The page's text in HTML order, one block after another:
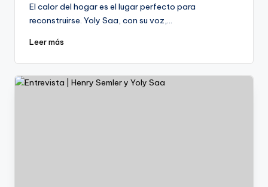
El calor del hogar es el lugar perfecto para
reconstruirse. Yoly Saa, con su voz,…
Leer más